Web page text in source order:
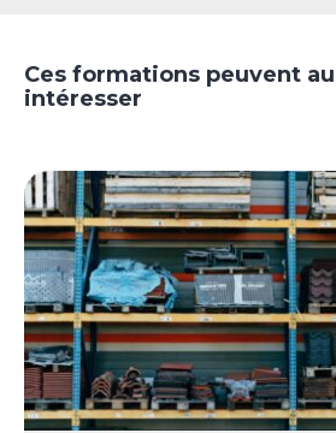
Ces formations peuvent
intéresser